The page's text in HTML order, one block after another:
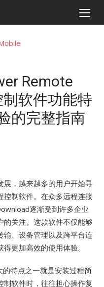
Remote
软件功能特
的完整指南
展，越来越多的用户开始寻
控制软件。在众多远程连接
逐渐受到许多企业
的关注。这款软件不仅能够
输、设备管理以及跨平台连
更加高效的使用体验。
特点之一就是安装过程简
软件时，往往担心操作复